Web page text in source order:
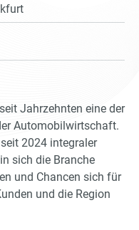
Jahrzehnten eine der
Automobilwirtschaft.
seit 2024 integraler
sich die Branche
und Chancen sich für
und die Region